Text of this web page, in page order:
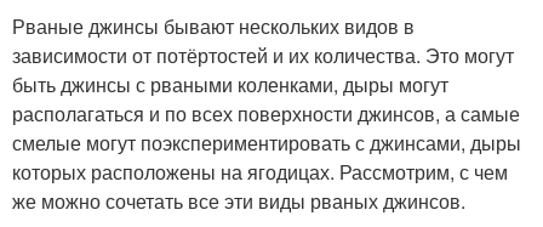
Рваные джинсы бывают нескольких видов в
зависимости от потёртостей и их количества. Это могут
быть джинсы с рваными коленками, дыры могут
располагаться и по всех поверхности джинсов, а самые
смелые могут поэкспериментировать с джинсами, дыры
которых расположены на ягодицах. Рассмотрим, с чем
же можно сочетать все эти виды рваных джинсов.